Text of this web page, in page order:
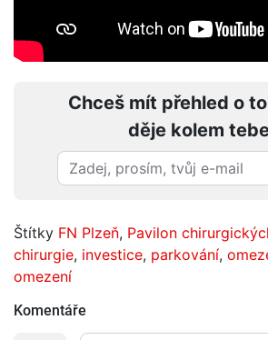
Chceš mít přehled o
děje kolem
Štítky FN Plzeň, Pavilon
chirurgie, investice, parkování,
omezení
Komentáře